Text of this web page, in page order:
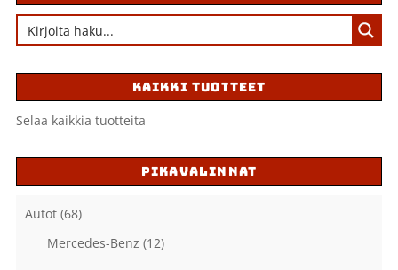
KAIKKI TUOTTEET
Selaa kaikkia tuotteita
PIKAVALINNAT
Autot (68)
Mercedes-Benz (12)